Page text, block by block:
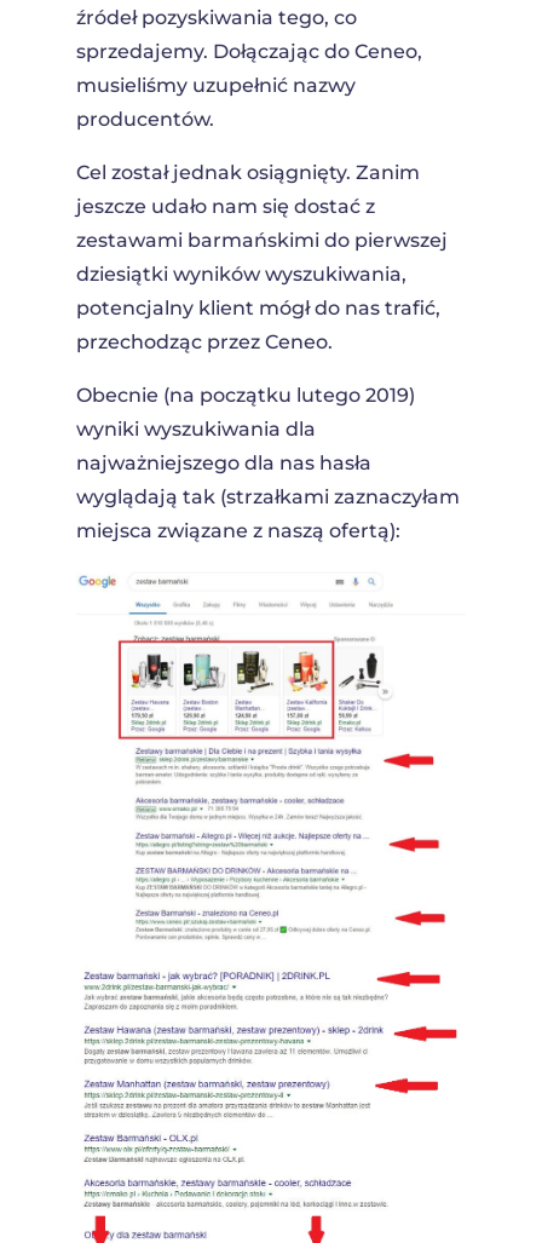
źródeł pozyskiwania tego, co
sprzedajemy. Dołączając do Ceneo,
musieliśmy uzupełnić nazwy
producentów.
Cel został jednak osiągnięty. Zanim
jeszcze udało nam się dostać z
zestawami barmańskimi do pierwszej
dziesiątki wyników wyszukiwania,
potencjalny klient mógł do nas trafić,
przechodząc przez Ceneo.
Obecnie (na początku lutego 2019)
wyniki wyszukiwania dla
najważniejszego dla nas hasła
wyglądają tak (strzałkami zaznaczyłam
miejsca związane z naszą ofertą):